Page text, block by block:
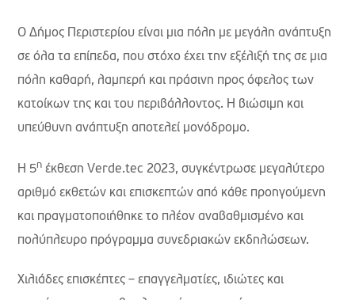
Ο Δήμος Περιστερίου είναι μια πόλη με μεγάλη ανάπτυξη
σε όλα τα επίπεδα, που στόχο έχει την εξέλιξή της σε μια
πόλη καθαρή, λαμπερή και πράσινη προς όφελος των
κατοίκων της και του περιβάλλοντος. Η βιώσιμη και
υπεύθυνη ανάπτυξη αποτελεί μονόδρομο.
Η 5η έκθεση Verde.tec 2023, συγκέντρωσε μεγαλύτερο
αριθμό εκθετών και επισκεπτών από κάθε προηγούμενη
και πραγματοποιήθηκε το πλέον αναβαθμισμένο και
πολύπλευρο πρόγραμμα συνεδριακών εκδηλώσεων.
Χιλιάδες επισκέπτες – επαγγελματίες, ιδιώτες και